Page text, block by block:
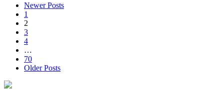
Пагинация
записей
Newer Posts
1
2
3
4
…
70
Older Posts